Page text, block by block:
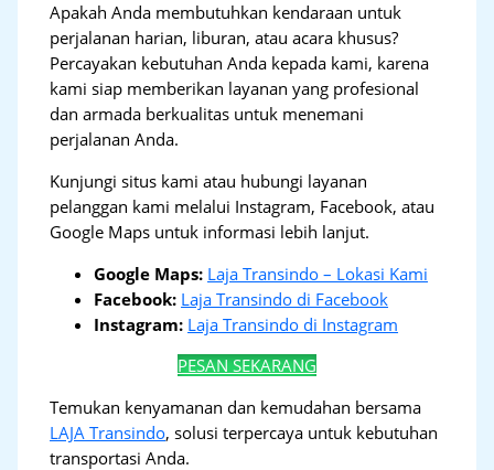
Apakah Anda membutuhkan kendaraan untuk
perjalanan harian, liburan, atau acara khusus?
Percayakan kebutuhan Anda kepada kami, karena
kami siap memberikan layanan yang profesional
dan armada berkualitas untuk menemani
perjalanan Anda.
Kunjungi situs kami atau hubungi layanan
pelanggan kami melalui Instagram, Facebook, atau
Google Maps untuk informasi lebih lanjut.
Google Maps: Laja Transindo – Lokasi Kami
Facebook: Laja Transindo di Facebook
Instagram: Laja Transindo di Instagram
PESAN SEKARANG
Temukan kenyamanan dan kemudahan bersama
LAJA Transindo, solusi terpercaya untuk kebutuhan
transportasi Anda.